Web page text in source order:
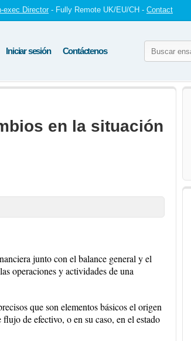
exec Director - Fully Remote UK/EU/CH - Contact
Iniciar sesión Contáctenos
en la situación
junto con el balance general y el
operaciones y actividades de una
que son elementos básicos el origen
de efectivo, o en su caso, en el estado